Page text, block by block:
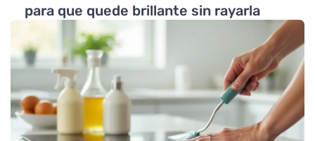
para que quede brillante sin rayarla